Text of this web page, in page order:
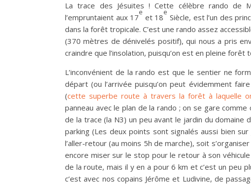
La trace des Jésuites ! Cette célèbre rando de
l’empruntaient aux 17
e
et 18
e
Siècle, est l’un des
dans la forêt tropicale. C’est une rando assez
(370 mètres de dénivelés positif), qui nous a pris
craindre que l’insolation, puisqu’on est en pleine forêt
L’inconvénient de la rando est que le sentier ne
départ (ou l’arrivée puisqu’on peut évidemment
(cette superbe route à travers la forêt à laquelle
panneau avec le plan de la rando ; on se gare
de la trace (la N3) un peu avant le jardin du domaine
parking (Les deux points sont signalés aussi bien sur
l’aller-retour (au moins 5h de marche), soit
encore miser sur le stop pour le retour à son
de la route, mais il y en a pour 6 km et c’est un peu
c’est avec nos copains Jérôme et Ludivine, de